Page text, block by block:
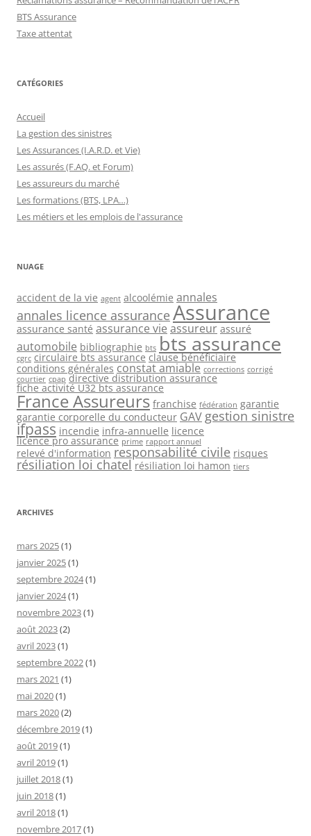
BTS Assurance
Taxe attentat
CATÉGORIES
Accueil
La gestion des sinistres
Les Assurances (I.A.R.D. et Vie)
Les assurés (F.AQ. et Forum)
Les assureurs du marché
Les formations (BTS, LPA…)
Les métiers et les emplois de l'assurance
NUAGE
accident de la vie agent alcoolémie annales
annales licence assurance Assurance
assurance santé assurance vie assureur assuré
automobile bibliographie bts bts assurance
cgrc circulaire bts assurance clause bénéficiaire
conditions générales constat amiable corrections corrigé
courtier cpap directive distribution assurance
fiche activité U32 bts assurance
France Assureurs franchise fédération garantie
garantie corporelle du conducteur GAV gestion sinistre
ifpass incendie infra-annuelle licence
licence pro assurance prime rapport annuel
relevé d'information responsabilité civile risques
résiliation loi chatel résiliation loi hamon tiers
ARCHIVES
mars 2025(1)
janvier 2025(1)
septembre 2024(1)
janvier 2024(1)
novembre 2023(1)
août 2023(2)
avril 2023(1)
septembre 2022(1)
mars 2021 (1)
mai 2020(1)
mars 2020(2)
décembre 2019(1)
août 2019(1)
avril 2019(1)
juillet 2018(1)
juin 2018(1)
avril 2018(1)
novembre 2017(1)